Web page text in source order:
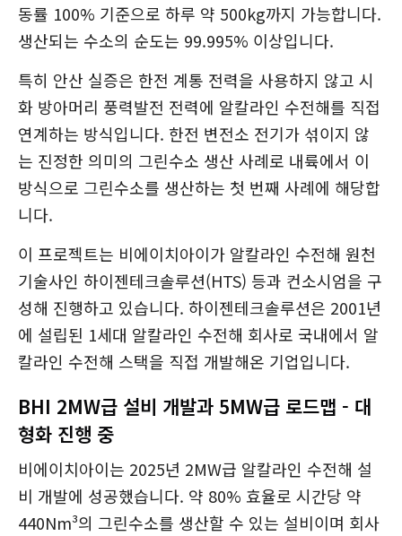
동률 100% 기준으로 하루 약 500kg까지 가능합니다.
생산되는 수소의 순도는 99.995% 이상입니다.
특히 안산 실증은 한전 계통 전력을 사용하지 않고 시
화 방아머리 풍력발전 전력에 알칼라인 수전해를 직접
연계하는 방식입니다. 한전 변전소 전기가 섞이지 않
는 진정한 의미의 그린수소 생산 사례로 내륙에서 이
방식으로 그린수소를 생산하는 첫 번째 사례에 해당합
니다.
이 프로젝트는 비에이치아이가 알칼라인 수전해 원천
기술사인 하이젠테크솔루션(HTS) 등과 컨소시엄을 구
성해 진행하고 있습니다. 하이젠테크솔루션은 2001년
에 설립된 1세대 알칼라인 수전해 회사로 국내에서 알
칼라인 수전해 스택을 직접 개발해온 기업입니다.
BHI 2MW급 설비 개발과 5MW급 로드맵 - 대
형화 진행 중
비에이치아이는 2025년 2MW급 알칼라인 수전해 설
비 개발에 성공했습니다. 약 80% 효율로 시간당 약
440Nm³의 그린수소를 생산할 수 있는 설비이며 회사